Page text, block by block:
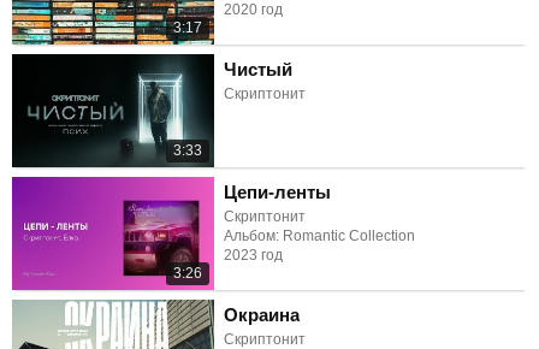
3:17
2020 год
3:33
Чистый
Скриптонит
3:26
Цепи-ленты
Скриптонит
Альбом: Romantic Collection
2023 год
Окраина
Скриптонит